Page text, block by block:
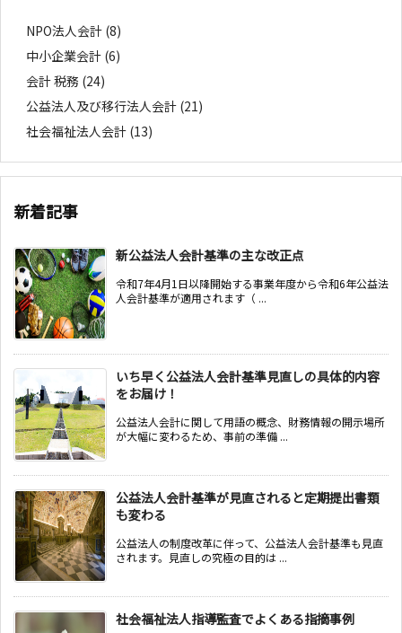
NPO法人会計 (8)
中小企業会計 (6)
会計 税務 (24)
公益法人及び移行法人会計 (21)
社会福祉法人会計 (13)
新着記事
新公益法人会計基準の主な改正点
令和7年4月1日以降開始する事業年度から令和6年公益法
人会計基準が適用されます（ ...
いち早く公益法人会計基準見直しの具体的内容
をお届け！
公益法人会計に関して用語の概念、財務情報の開示場所
が大幅に変わるため、事前の準備 ...
公益法人会計基準が見直されると定期提出書類
も変わる
公益法人の制度改革に伴って、公益法人会計基準も見直
されます。見直しの究極の目的は ...
社会福祉法人指導監査でよくある指摘事例